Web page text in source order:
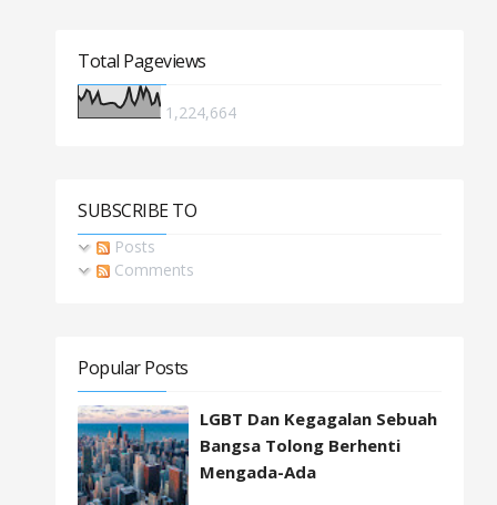
Total Pageviews
1,224,664
SUBSCRIBE TO
Posts
Comments
Popular Posts
LGBT Dan Kegagalan Sebuah
Bangsa Tolong Berhenti
Mengada-Ada